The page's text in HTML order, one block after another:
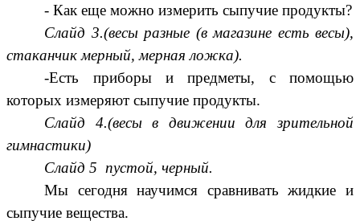
- Как еще можно измерить сыпучие продукты?
Слайд 3.(весы разные (в магазине есть весы),
стаканчик мерный, мерная ложка).
-Есть приборы и предметы, с помощью
которых измеряют сыпучие продукты.
Слайд 4.(весы в движении для зрительной
гимнастики)
Слайд 5 пустой, черный.
Мы сегодня научимся сравнивать жидкие и
сыпучие вещества.